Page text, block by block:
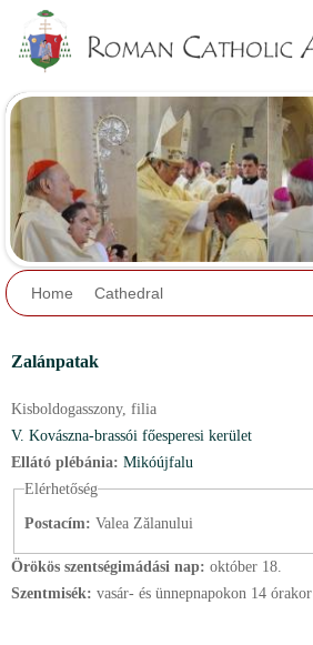
Home Cathedral
Zalánpatak
Kisboldogasszony, filia
V. Kovászna-brassói főesperesi kerület
Ellátó plébánia: Mikóújfalu
Elérhetőség
Postacím: Valea Zălanului
Örökös szentségimádási nap: október 18.
Szentmisék: vasár- és ünnepnapokon 14 órakor